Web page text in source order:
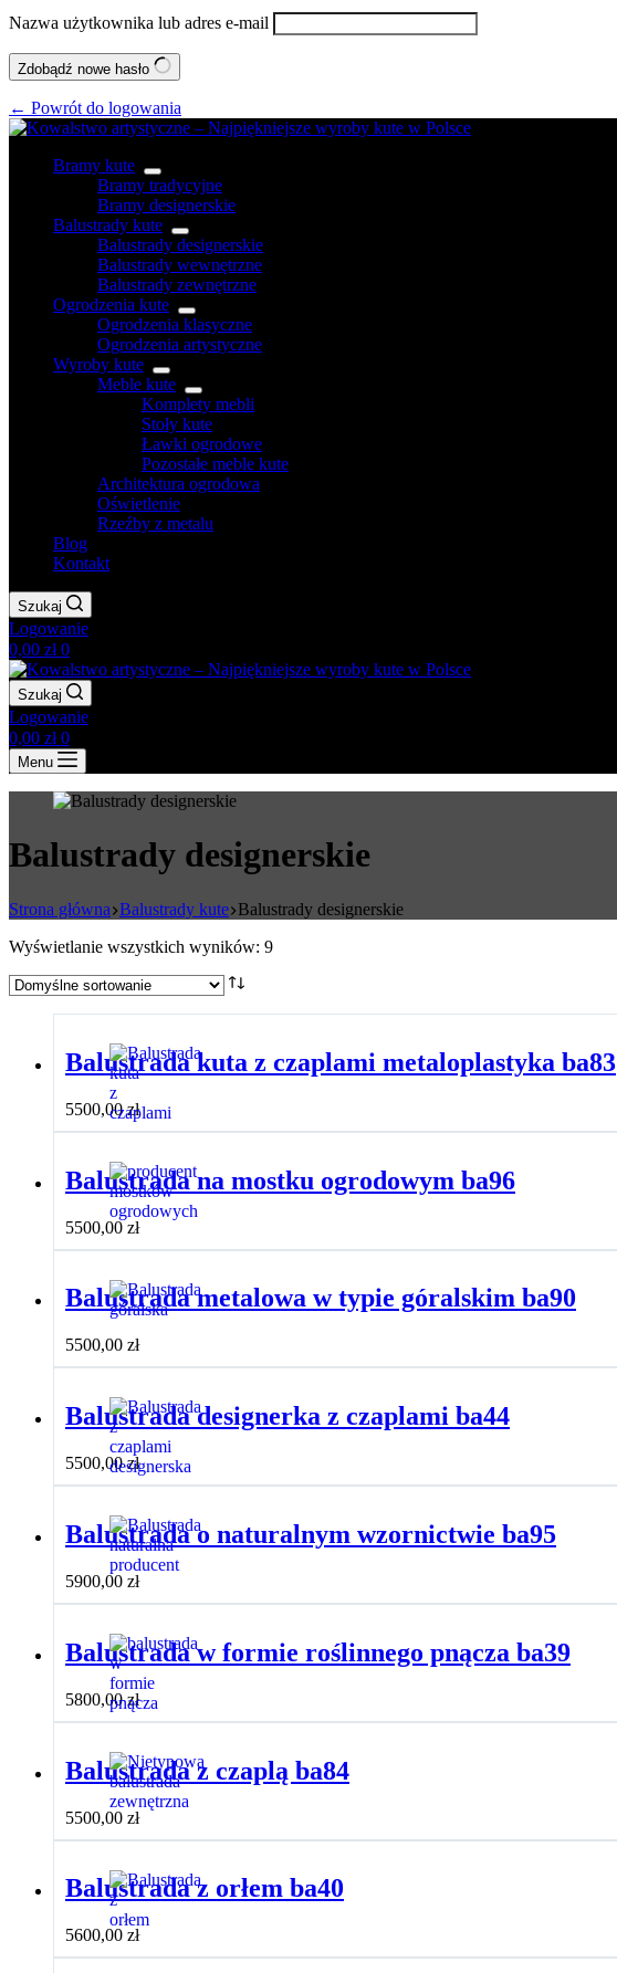
Nazwa użytkownika lub adres e-mail
Zdobądź nowe hasło
← Powrót do logowania
Bramy kute
Bramy tradycyjne
Bramy designerskie
Balustrady kute
Balustrady designerskie
Balustrady wewnętrzne
Balustrady zewnętrzne
Ogrodzenia kute
Ogrodzenia klasyczne
Ogrodzenia artystyczne
Wyroby kute
Meble kute
Komplety mebli
Stoły kute
Ławki ogrodowe
Pozostałe meble kute
Architektura ogrodowa
Oświetlenie
Rzeźby z metalu
Blog
Kontakt
Szukaj
Logowanie
Koszyk
0,00 zł 0
Szukaj
Logowanie
Koszyk
0,00 zł 0
Menu
Balustrady designerskie
Strona główna Balustrady kute Balustrady designerskie
Wyświetlanie wszystkich wyników: 9
Balustrada kuta z czaplami metaloplastyka ba83
5500,00zł
Balustrada na mostku ogrodowym ba96
5500,00 zł
Balustrada metalowa w typie góralskim ba90
5500,00 zł
Balustrada designerka z czaplami ba44
5500,00zł
Balustrada o naturalnym wzornictwie ba95
5900,00 zł
Balustrada w formie roślinnego pnącza ba39
5800,00zł
Balustrada z czaplą ba84
5500,00 zł
Balustrada z orłem ba40
5600,00 zł